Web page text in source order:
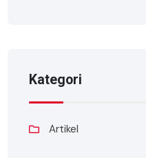
Kategori
Artikel